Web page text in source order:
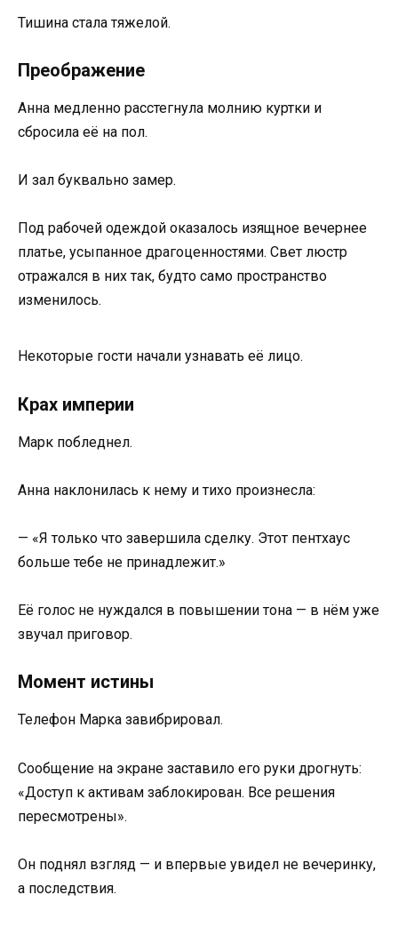
Тишина стала тяжелой.
Преображение
Анна медленно расстегнула молнию куртки и
сбросила её на пол.
И зал буквально замер.
Под рабочей одеждой оказалось изящное вечернее
платье, усыпанное драгоценностями. Свет люстр
отражался в них так, будто само пространство
изменилось.
Некоторые гости начали узнавать её лицо.
Крах империи
Марк побледнел.
Анна наклонилась к нему и тихо произнесла:
— «Я только что завершила сделку. Этот пентхаус
больше тебе не принадлежит.»
Её голос не нуждался в повышении тона — в нём уже
звучал приговор.
Момент истины
Телефон Марка завибрировал.
Сообщение на экране заставило его руки дрогнуть:
«Доступ к активам заблокирован. Все решения
пересмотрены».
Он поднял взгляд — и впервые увидел не вечеринку,
а последствия.